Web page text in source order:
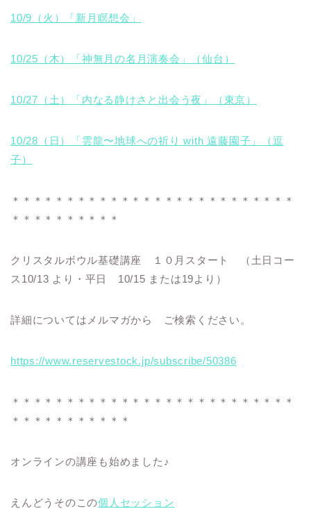
10/9（火）「新月瞑想会」
10/25（木）「神無月の名月演奏会」（仙台）
10/27（土）「内なる静けさと出会う夜」（東京）
10/28（日）「雲龍〜地球への祈り with 遠藤園子」（逗
子）
＊＊＊＊＊＊＊＊＊＊＊＊＊＊＊＊＊＊＊＊＊＊＊＊＊＊
＊＊＊＊＊＊＊＊＊＊
クリスタルボウル基礎講座 １０月スタート （土日コー
ス10/13 より・平日 10/15 または19より）
詳細についてはメルマガから ご検索ください。
https://www.reservestock.jp/subscribe/50386
＊＊＊＊＊＊＊＊＊＊＊＊＊＊＊＊＊＊＊＊＊＊＊＊＊＊
＊＊＊＊＊＊＊＊＊＊＊
オンラインの講座も始めました♪
えんどうそのこの個人セッション